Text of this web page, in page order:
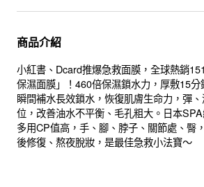
商品介紹
小紅書、Dcard推爆急救面膜，全球熱銷
保濕面膜」！460倍保濕鎖水力，厚敷15分
瞬間補水長效鎖水，恢復肌膚生命力，彈
位，改善油水不平衡、毛孔粗大。日本
多用CP值高，手、腳、脖子、關節處、臀
後修復、熬夜脫妝，是最佳急救小法寶～